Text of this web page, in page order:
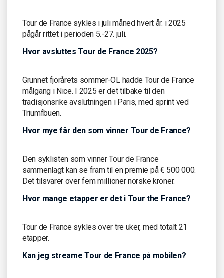
Tour de France sykles i juli måned hvert år. i 2025
pågår rittet i perioden 5.-27. juli.
Hvor avsluttes Tour de France 2025?
Grunnet fjorårets sommer-OL hadde Tour de France
målgang i Nice. I 2025 er det tilbake til den
tradisjonsrike avslutningen i Paris, med sprint ved
Triumfbuen.
Hvor mye får den som vinner Tour de France?
Den syklisten som vinner Tour de France
sammenlagt kan se fram til en premie på € 500 000.
Det tilsvarer over fem millioner norske kroner.
Hvor mange etapper er det i Tour the France?
Tour de France sykles over tre uker, med totalt 21
etapper.
Kan jeg streame Tour de France på mobilen?